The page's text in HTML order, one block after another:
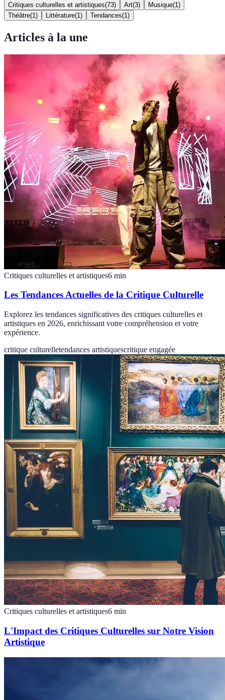
Critiques culturelles et artistiques(73) Art(3) Musique(1 )
Théâtre(1 ) Littérature(1 ) Tendances(1 )
Articles à la une
Critiques culturelles et artistiques6 min
Les Tendances Actuelles de la Critique Culturelle
Explorez les tendances significatives des critiques culturelles et
artistiques en 2026, enrichissant votre compréhension et votre
expérience.
critique culturelletendances artistiquescritique engagée
Critiques culturelles et artistiques6 min
L'Impact des Critiques Culturelles sur Notre Vision
Artistique